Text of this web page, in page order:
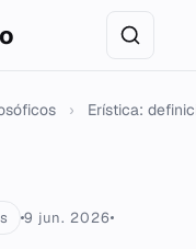
›
Erística:
9 jun. 2026